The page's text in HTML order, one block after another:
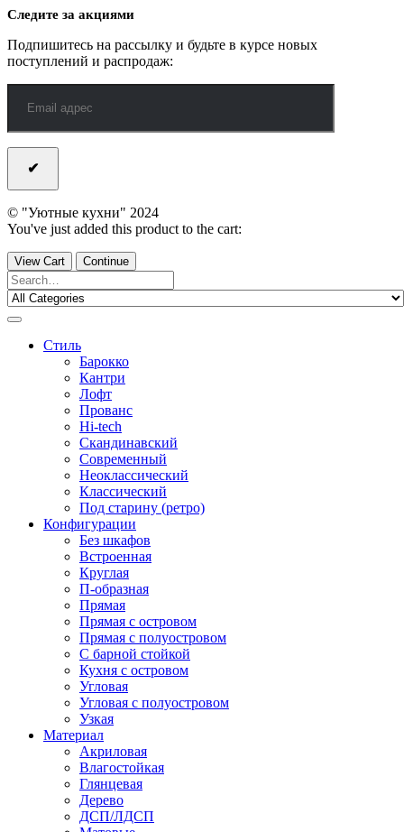
Следите за акциями
Подпишитесь на рассылку и будьте в курсе новых
поступлений и распродаж:
© "Уютные кухни" 2024
You've just added this product to the cart:
View Cart Continue
Стиль
Барокко
Кантри
Лофт
Прованс
Hi-tech
Скандинавский
Современный
Неоклассический
Классический
Под старину (ретро)
Конфигурации
Без шкафов
Встроенная
Круглая
П-образная
Прямая
Прямая с островом
Прямая с полуостровом
С барной стойкой
Кухня с островом
Угловая
Угловая с полуостровом
Узкая
Материал
Акриловая
Влагостойкая
Глянцевая
Дерево
ДСП/ЛДСП